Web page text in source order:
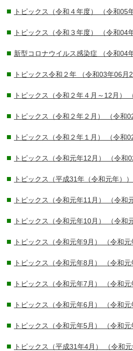
トピックス（令和４年度） （令和05
トピックス（令和３年度） （令和04
新型コロナウイルス感染症 （令和04
トピックス令和２年 （令和03年06月
トピックス（令和２年４月～12月）
トピックス（令和２年２月） （令和
トピックス（令和２年１月） （令和
トピックス（令和元年12月） （令和
トピックス（平成31年（令和元年））
トピックス（令和元年11月） （令和
トピックス（令和元年10月） （令和
トピックス（令和元年9月） （令和元
トピックス（令和元年8月） （令和元
トピックス（令和元年7月） （令和元
トピックス（令和元年6月） （令和元
トピックス（令和元年5月） （令和
トピックス（平成31年4月） （令和